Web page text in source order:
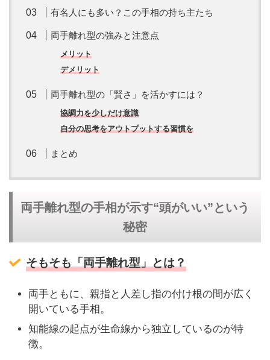
有名人にも多い？この手相の持ち主たち
両手離れ型の強みと注意点
メリット
デメリット
両手離れ型の「賢さ」を活かすには？
協調力を少しだけ意識
自分の思考をアウトプットする習慣を
まとめ
両手離れ型の手相が示す“頭がいい”という
秘密
そもそも「両手離れ型」とは？
両手ともに、親指と人差し指の付け根の間が広く
開いている手相。
知能線の起点が生命線から独立しているのが特
徴。